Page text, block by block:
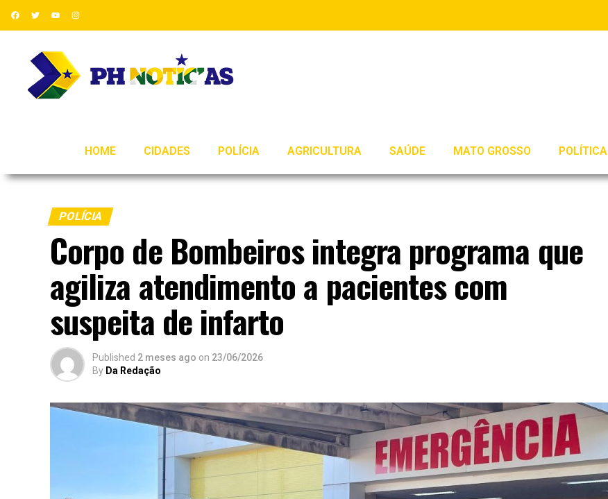
HOME CIDADES POLÍCIA AGRICULTURA SAÚDE MATO GROSSO POLÍTICA
POLÍCIA
Corpo de Bombeiros integra programa que
agiliza atendimento a pacientes com
suspeita de infarto
Published 2 meses ago on 23/06/2026
By Da Redação